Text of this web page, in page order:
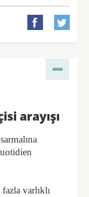
 
arayışı
varlıklı